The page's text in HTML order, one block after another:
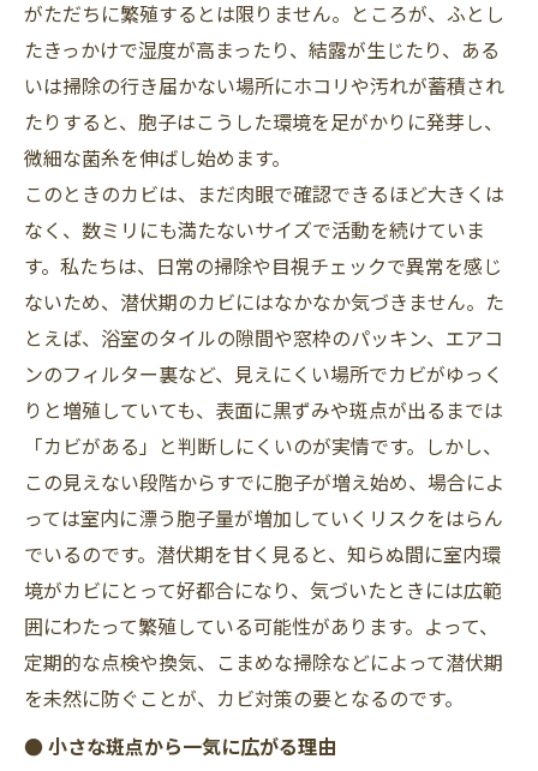
がただちに繁殖するとは限りません。ところが、ふとし
たきっかけで湿度が高まったり、結露が生じたり、ある
いは掃除の行き届かない場所にホコリや汚れが蓄積され
たりすると、胞子はこうした環境を足がかりに発芽し、
微細な菌糸を伸ばし始めます。
このときのカビは、まだ肉眼で確認できるほど大きくは
なく、数ミリにも満たないサイズで活動を続けていま
す。私たちは、日常の掃除や目視チェックで異常を感じ
ないため、潜伏期のカビにはなかなか気づきません。た
とえば、浴室のタイルの隙間や窓枠のパッキン、エアコ
ンのフィルター裏など、見えにくい場所でカビがゆっく
りと増殖していても、表面に黒ずみや斑点が出るまでは
「カビがある」と判断しにくいのが実情です。しかし、
この見えない段階からすでに胞子が増え始め、場合によ
っては室内に漂う胞子量が増加していくリスクをはらん
でいるのです。潜伏期を甘く見ると、知らぬ間に室内環
境がカビにとって好都合になり、気づいたときには広範
囲にわたって繁殖している可能性があります。よって、
定期的な点検や換気、こまめな掃除などによって潜伏期
を未然に防ぐことが、カビ対策の要となるのです。
● 小さな斑点から一気に広がる理由